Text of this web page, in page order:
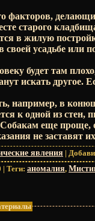
факторов,
старого
в жилую
усадьбе или
будет там
искать другое.
например, в
к одной из стен,
еще проще,
не заставят
явления |
| Теги: аномалия,